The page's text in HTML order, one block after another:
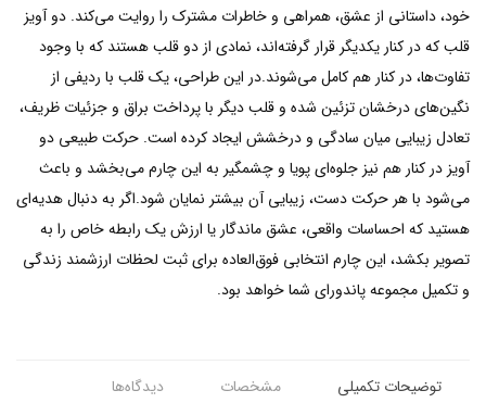
خود، داستانی از عشق، همراهی و خاطرات مشترک را روایت می‌کند. دو آویز
قلب که در کنار یکدیگر قرار گرفته‌اند، نمادی از دو قلب هستند که با وجود
تفاوت‌ها، در کنار هم کامل می‌شوند.در این طراحی، یک قلب با ردیفی از
نگین‌های درخشان تزئین شده و قلب دیگر با پرداخت براق و جزئیات ظریف،
تعادل زیبایی میان سادگی و درخشش ایجاد کرده است. حرکت طبیعی دو
آویز در کنار هم نیز جلوه‌ای پویا و چشمگیر به این چارم می‌بخشد و باعث
می‌شود با هر حرکت دست، زیبایی آن بیشتر نمایان شود.اگر به دنبال هدیه‌ای
هستید که احساسات واقعی، عشق ماندگار یا ارزش یک رابطه خاص را به
تصویر بکشد، این چارم انتخابی فوق‌العاده برای ثبت لحظات ارزشمند زندگی
و تکمیل مجموعه پاندورای شما خواهد بود.
توضیحات تکمیلی مشخصات دیدگاه‌ها